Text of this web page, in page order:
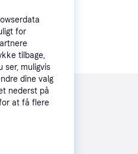
for
tilbage,
ser, muligvis
dine valg
nederst på
at få flere